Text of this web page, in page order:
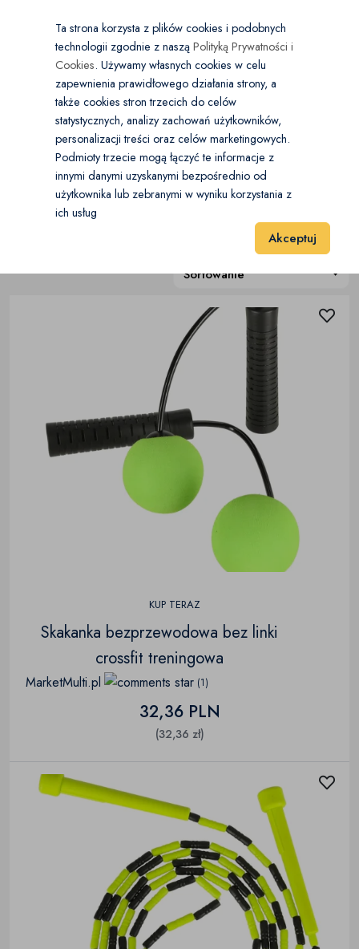
Wybierz kategorię
Suplementy i odżywki(0)
Sprzęt fitness(0)
Sprzęt siłowy
Pozostałe(0)
×
Kraj PL
PLN
Sport i Hobby Fitness Akcesoria treningowe
Akcesoria treningowe (4)
20 60
Sortowanie
KUP TERAZ
Skakanka bezprzewodowa bez linki
crossfit treningowa
MarketMulti.pl (1)
32,36 PLN
(32,36 zł)
Ta strona korzysta z plików cookies i podobnych
technologii zgodnie z nasząPolityką Prywatności i
Cookies. Używamy własnych cookies w celu
zapewnienia prawidłowego działania strony, a
także cookies stron trzecich do celów
statystycznych, analizy zachowań użytkowników,
personalizacji treści oraz celów marketingowych.
Podmioty trzecie mogą łączyć te informacje z
innymi danymi uzyskanymi bezpośrednio od
użytkownika lub zebranymi w wyniku korzystania z
ich usług
Akceptuj